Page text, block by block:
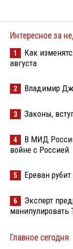
Интересное за
1
Как
августа
2 Владимир
3 Законы,
4
В МИД
войне с Россией
5 Ереван
6
Эксперт
манипулировать
Главное сегодня